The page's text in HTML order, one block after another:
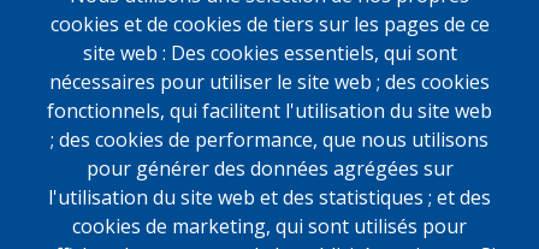
Livres d’art
Du mardi au vendredi
10h-19h
samedi
11h-13h et 14h-19h
Livres et documents
précieux
Lundi sur rendez-vous
Du mardi au vendredi
10h-19h
samedi
11h-13h et 14h-19h
cookies et de cookies de tiers sur les pages de ce
site web : Des cookies essentiels, qui sont
nécessaires pour utiliser le site web ; des cookies
fonctionnels, qui facilitent l'utilisation du site web
; des cookies de performance, que nous utilisons
pour générer des données agrégées sur
l'utilisation du site web et des statistiques ; et des
cookies de marketing, qui sont utilisés pour